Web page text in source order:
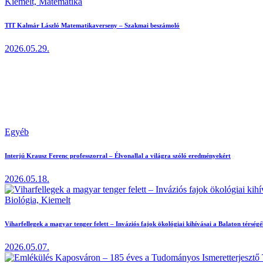
TIT Kalmár László Matematikaverseny – Szakmai beszámoló
2026.05.29.
Egyéb
Interjú Krausz Ferenc professzorral – Élvonallal a világra szóló eredményekért
2026.05.18.
Biológia, Kiemelt
Viharfellegek a magyar tenger felett – Inváziós fajok ökológiai kihívásai a Balaton
2026.05.07.